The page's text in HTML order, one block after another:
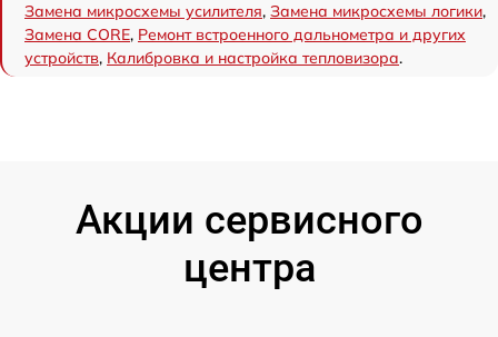
Замена микросхемы усилителя, Замена микросхемы логики,
Замена CORE, Ремонт встроенного дальнометра и других
устройств, Калибровка и настройка тепловизора.
Акции сервисного
центра